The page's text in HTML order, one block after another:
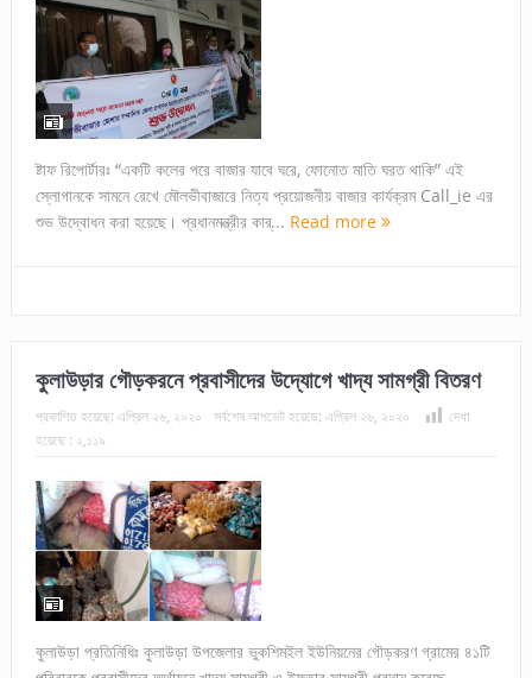
ষ্টাফ রিপোর্টারঃ “একটি কলের পরে বাজার যাবে ঘরে, ফোনোত মাতি ঘরত থাকি” এই
স্লোগানকে সামনে রেখে মৌলভীবাজারে নিত্য প্রয়োজনীয় বাজার কার্যক্রম Call_ie এর
শুভ উদ্বোধন করা হয়েছে। প্রধানমন্ত্রীর কার্... Read more
কুলাউড়ার গৌড়করনে প্রবাসীদের উদ্যোগে খাদ্য সামগ্রী বিতরণ
প্রকাশিত হয়েছে: এপ্রিল ২৬, ২০২০ সর্বশেষ আপডেট হয়েছে: এপ্রিল ২৬, ২০২০
দেখা
হয়েছে : ২,১১৯
কুলাউড়া প্রতিনিধিঃ কুলাউড়া উপজেলার ভুকশিমইল ইউনিয়নের গৌড়করণ গ্রামের ৪১টি